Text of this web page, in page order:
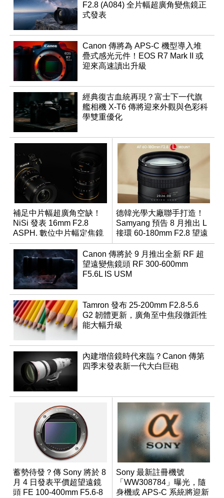
F2.8 (A084) 全片幅超廣角變焦鏡正
式發表
Canon 傳將為 APS-C 機型導入堆
疊式感光元件！EOS R7 Mark II 或
迎來高速讀出升級
經典復古血統再現？富士下一代旗
艦相機 X-T6 傳將迎來外觀與色彩科
學雙重優化
補足中片幅超廣角空缺！
NiSi 發表 16mm F2.8
ASPH. 數位中片幅定焦鏡
德韓光學大廠聯手打造！
Samyang 預告 8 月推出 L
接環 60-180mm F2.8 望遠
變焦鏡
Canon 傳將於 9 月推出全新 RF 超
望遠變焦鏡頭 RF 300-600mm
F5.6L IS USM
Tamron 發布 25-200mm F2.8-5.6
G2 韌體更新，廣角至中焦段微距性
能大幅升級
內建增倍鏡時代來臨？Canon 傳第
四季末發表新一代大白巨砲
蓄勢待發？傳 Sony 將於 8
月 4 日發表平價超望遠鏡
頭 FE 100-400mm F5.6-8
Sony 最新註冊機號
「WW308784」曝光，隨
身機或 APS-C 系統將迎新